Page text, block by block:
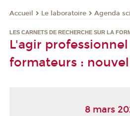
Accueil Le laboratoire Agenda
LES CARNETS DE RECHERCHE SUR LA
L'agir professionnel
formateurs :
8 mars